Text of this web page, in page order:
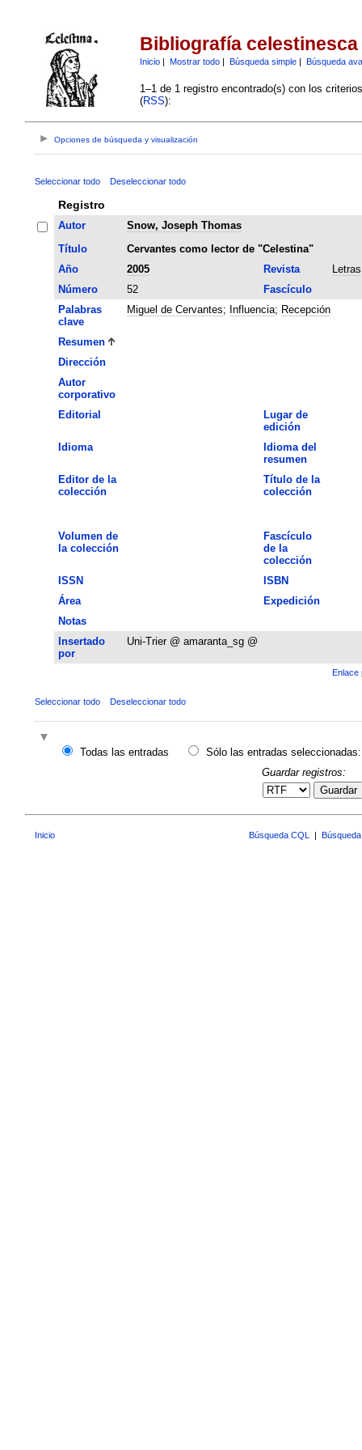
Bibliografía celestinesca
Inicio| Mostrar todo| Búsqueda simple| Búsqueda
1–1 de 1 registro encontrado(s) con los
(RSS):
Opciones de búsqueda y visualización
Seleccionar todo Deseleccionar todo
Registro
Autor
Snow, Joseph Thomas
Título
Cervantes como lector de "Celestina"
Año
2005 Revista
Letras
Número
52
Fascículo
Palabras
clave
Miguel de Cervantes; Influencia; Recepción
Resumen
Dirección
Autor
corporativo
Editorial
Lugar de
edición
Idioma
Idioma del
resumen
Editor de la
colección
Título de la
colección
Volumen de
la colección
Fascículo
de la
colección
ISSN
ISBN
Área
Expedición
Notas
Insertado
por
Uni-Trier @ amaranta_sg @
Enlace
Seleccionar todo Deseleccionar todo
Todas las entradas
Sólo las entradas seleccionadas:
Guardar registros:
Guardar
Inicio Búsqueda CQL